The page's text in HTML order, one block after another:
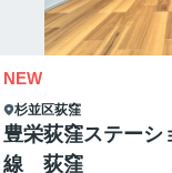
NEW
杉並区荻窪
豊栄荻窪ステー
線 荻窪